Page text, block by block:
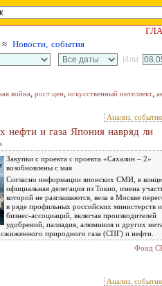
≈ Новости, события
Или:
война, рост цен, искусственный интеллект,
Анализ,
нефти и газа Япония навряд ли
Закупки с проекта с проекта «Сахалин – 2»
возобновлены с мая
Согласно информации японских СМИ, в
официальная делегация из Токио, имена
которой не разглашаются, вела в Москве
в ряде профильных российских министерств и
бизнес-ассоциаций, включая производителей
удобрений, палладия, алюминия и других
сжиженного природного газа (СПГ) и нефти.
Фонд
Анализ,